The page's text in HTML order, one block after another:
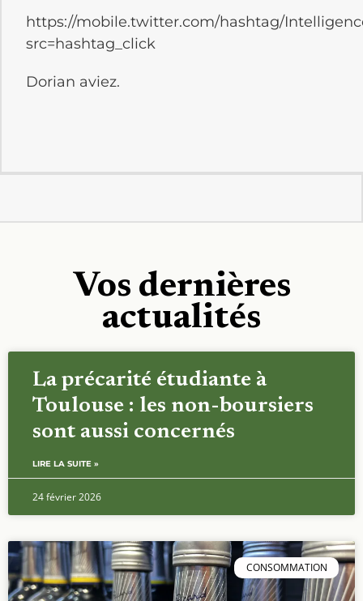
https://mobile.twitter.com/hashtag/
src=hashtag_click
Dorian aviez.
Vos dernières
actualités
La précarité étudiante à
Toulouse : les non-boursiers
sont aussi concernés
LIRE LA SUITE »
24 février 2026
CONSOMMATION